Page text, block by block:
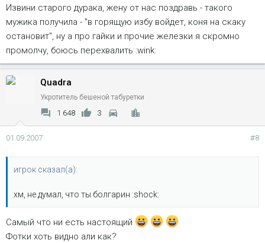
Извини старого дурака, жену от нас поздравь - такого
мужика получила - "в горящую избу войдет, коня на скаку
остановит", ну а про гайки и прочие железки я скромно
промолчу, боюсь перехвалить :wink:
Quadra
Укротитель бешеной табуретки
1 648 3
01.09.2007 #8
игрок сказал(а):
хм, не думал, что ты болгарин :shock:
Самый что ни есть настоящий
Фотки хоть видно али как?